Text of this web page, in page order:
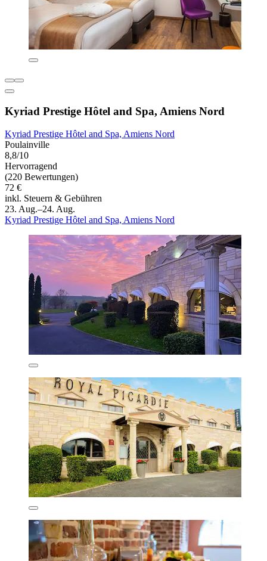
Kyriad Prestige Hôtel and Spa, Amiens Nord
Kyriad Prestige Hôtel and Spa, Amiens Nord
Poulainville
8,8/10
Hervorragend
(220 Bewertungen)
72 €
inkl. Steuern & Gebühren
23. Aug.–24. Aug.
Kyriad Prestige Hôtel and Spa, Amiens Nord